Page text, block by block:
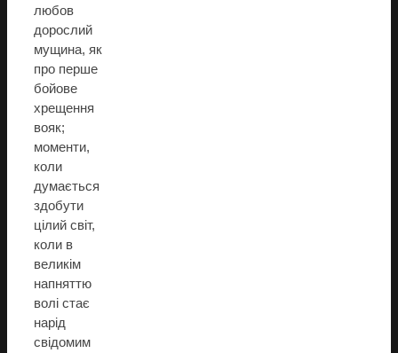
любов
дорослий
мущина, як
про перше
бойове
хрещення
вояк;
моменти,
коли
думається
здобути
цілий світ,
коли в
великім
напняттю
волі стає
нарід
свідомим